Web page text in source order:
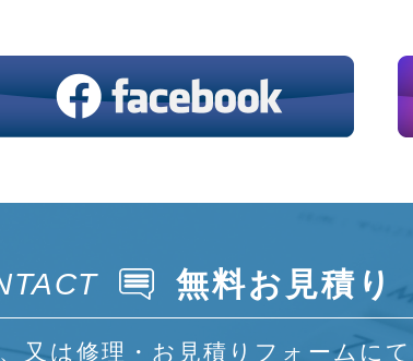
無料お見積り
又は修理・お見積りフォームに